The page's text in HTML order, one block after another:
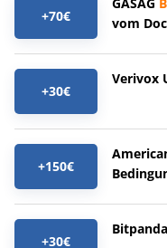
+70€
vom
+30€
Verivox
+150€
+30€
Bitpanda